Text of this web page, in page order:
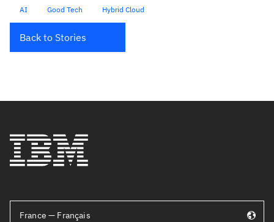
AI Good Tech Hybrid Cloud
Back to Stories
France — Français